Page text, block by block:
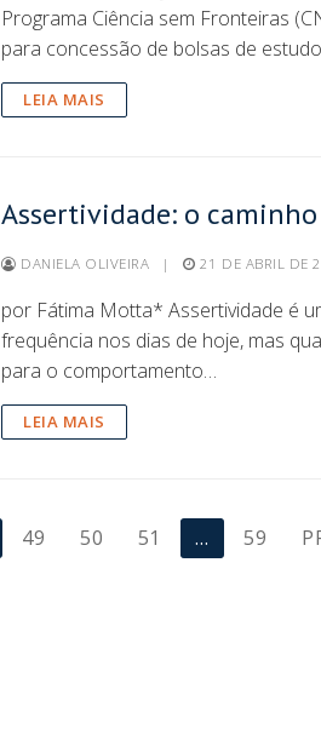
Programa Ciência sem Fronteiras
para concessão de bolsas de
LEIA MAIS
Assertividade: o
DANIELA OLIVEIRA | 21 DE ABRIL DE
por Fátima Motta* Assertividade é
frequência nos dias de hoje, mas
para o comportamento…
LEIA MAIS
49 50 51 … 59